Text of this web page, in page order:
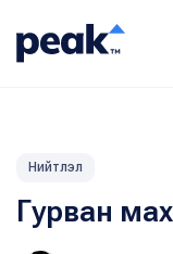
Нийтлэл
Гурван